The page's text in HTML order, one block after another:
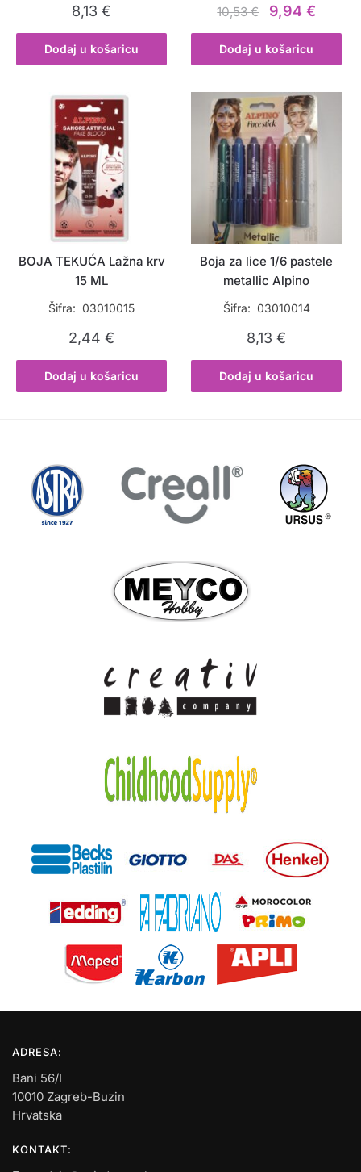
8,13€
Dodaj u košaricu
10,53€
Izvorna
cijena
bila
10,53 €.
9,94€
cijena
Dodaj u košaricu
BOJA TEKUĆA Lažna krv
15 ML
Šifra: 03010015
2,44€
Dodaj u košaricu
Boja za lice 1/6 pastele
metallic Alpino
Šifra: 03010014
8,13€
Dodaj u košaricu
ADRESA:
Bani 56/I
10010 Zagreb-Buzin
Hrvatska
KONTAKT: